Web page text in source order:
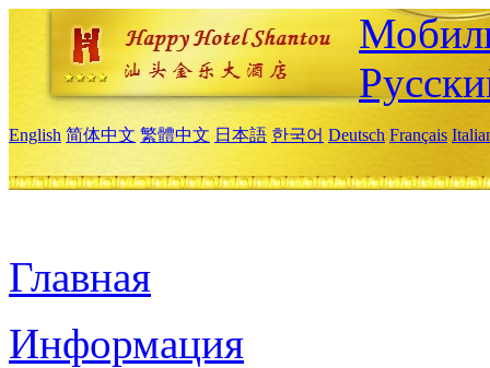
English 简体中文 繁體中文 日本語 한국어 Deutsch Français
Главная
Информация